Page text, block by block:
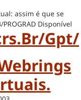
assim é que se
PROGRAD Disponível
gpt/